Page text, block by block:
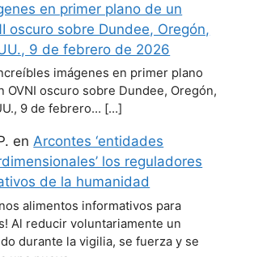
en primer plano de un
oscuro sobre Dundee, Oregón,
9 de febrero de 2026
imágenes en primer plano
OVNI oscuro sobre Dundee, Oregón,
9 de febrero… […]
enArcontes ‘entidades
los reguladores
de la humanidad
alimentos informativos para
Al reducir voluntariamente un
durante la vigilia, se fuerza y se